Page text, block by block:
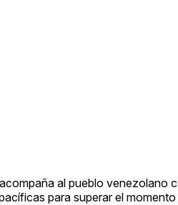
al pueblo
para superar el